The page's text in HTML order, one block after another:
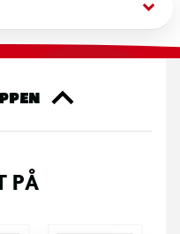
keyboard_arrow_down
PÅ